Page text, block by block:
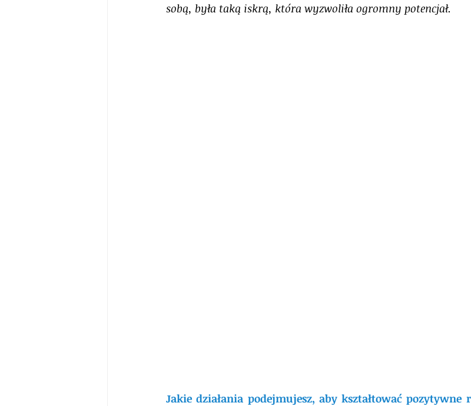
sobą, była taką iskrą, która wyzwoliła ogromny potencjał.
Jakie działania podejmujesz, aby kształtować